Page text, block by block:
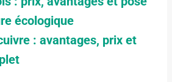
écologique
: avantages, prix et